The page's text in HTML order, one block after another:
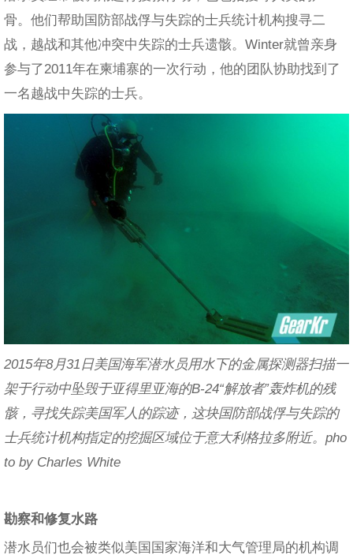
骨。他们帮助国防部战俘与失踪的士兵统计机构搜寻二
战，越战和其他冲突中失踪的士兵遗骸。Winter就曾亲身
参与了2011年在柬埔寨的一次行动，他的团队协助找到了
一名越战中失踪的士兵。
2015年8月31日美国海军潜水员用水下的金属探测器扫描一
架于行动中坠毁于亚得里亚海的B-24“解放者”轰炸机的残
骸，寻找失踪美国军人的踪迹，这块国防部战俘与失踪的
士兵统计机构指定的挖掘区域位于意大利格拉多附近。pho
to by Charles White
勘察和修复水路
潜水员们也会被类似美国国家海洋和大气管理局的机构调